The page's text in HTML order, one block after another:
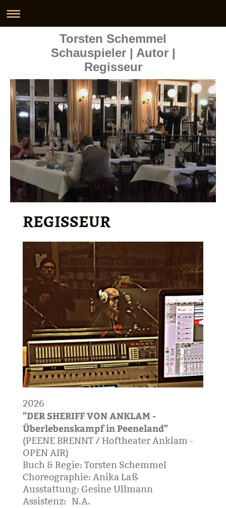
Torsten Schemmel
Schauspieler | Autor |
Regisseur
REGISSEUR
2026
"DER SHERIFF VON ANKLAM -
Überlebenskampf in Peeneland"
(PEENE BRENNT / Hoftheater Anklam -
OPEN AIR)
Buch & Regie: Torsten Schemmel
Choreographie: Anika Laß
Ausstattung: Gesine Ullmann
Assistenz: N.A.